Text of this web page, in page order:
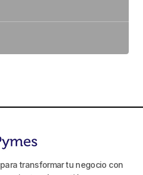
transformar tu negocio con